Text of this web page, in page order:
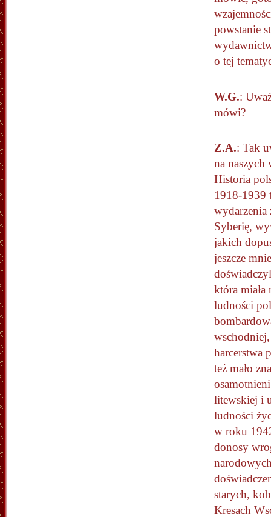
powstanie
o tej
W.G.:
mówi?
Z.A.: Tak
na naszych
Historia
1918-1939
wydarzenia
Syberię,
jakich
jeszcze
która
ludności
harcerstwa
też mało
litewskiej i
ludności
w roku
donosy
starych,
Kresach